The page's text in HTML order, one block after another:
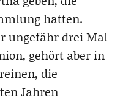
hatten.
ungefähr drei Mal
gehört aber in
die
Jahren